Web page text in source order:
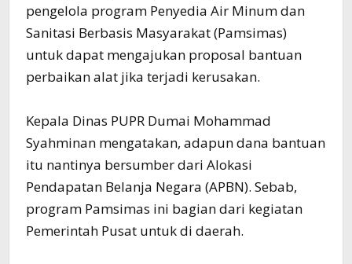
pengelola program Penyedia Air Minum dan
Sanitasi Berbasis Masyarakat (Pamsimas)
untuk dapat mengajukan proposal bantuan
perbaikan alat jika terjadi kerusakan.
Kepala Dinas PUPR Dumai Mohammad
Syahminan mengatakan, adapun dana bantuan
itu nantinya bersumber dari Alokasi
Pendapatan Belanja Negara (APBN). Sebab,
program Pamsimas ini bagian dari kegiatan
Pemerintah Pusat untuk di daerah.